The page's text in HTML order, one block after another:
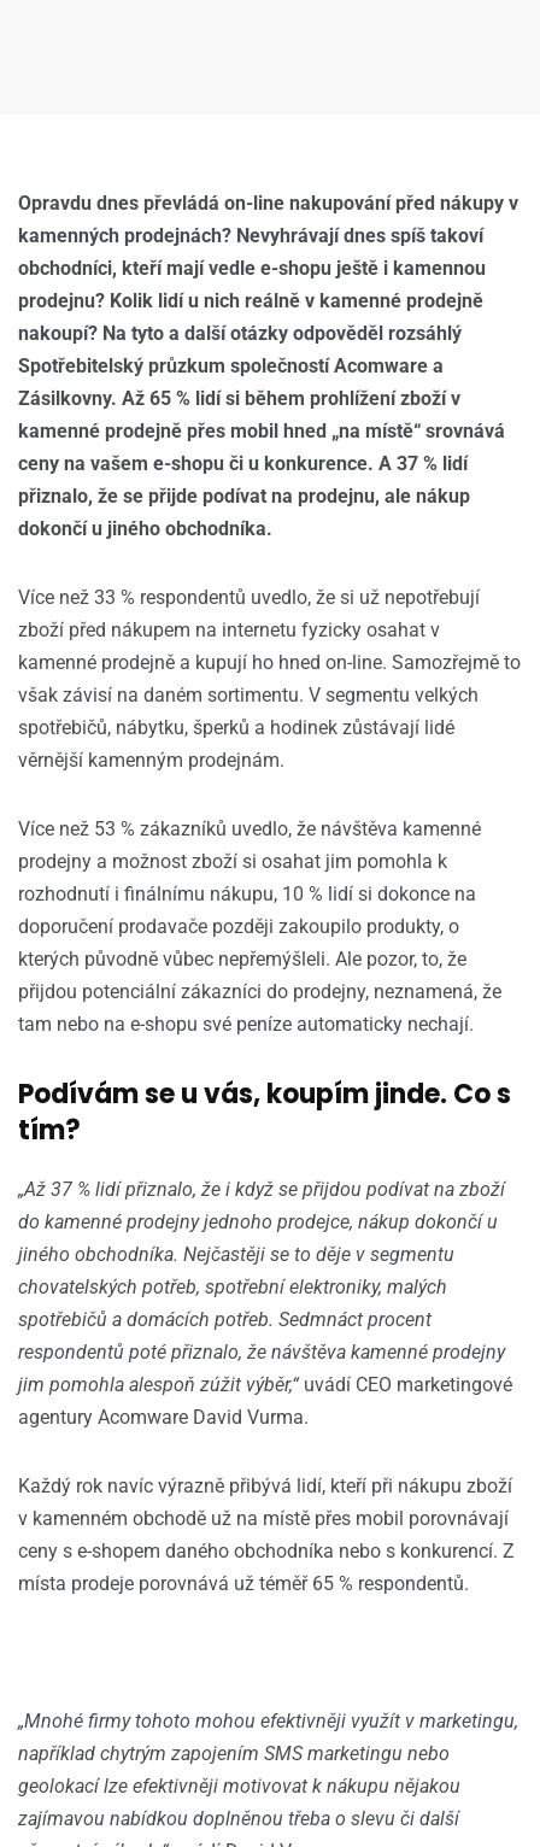
Opravdu dnes převládá on-line nakupování před nákupy v
kamenných prodejnách? Nevyhrávají dnes spíš takoví
obchodníci, kteří mají vedle e-shopu ještě i kamennou
prodejnu? Kolik lidí u nich reálně v kamenné prodejně
nakoupí? Na tyto a další otázky odpověděl rozsáhlý
Spotřebitelský průzkum společností Acomware a
Zásilkovny. Až 65 % lidí si během prohlížení zboží v
kamenné prodejně přes mobil hned „na místě“ srovnává
ceny na vašem e-shopu či u konkurence. A 37 % lidí
přiznalo, že se přijde podívat na prodejnu, ale nákup
dokončí u jiného obchodníka.
Více než 33 % respondentů uvedlo, že si už nepotřebují
zboží před nákupem na internetu fyzicky osahat v
kamenné prodejně a kupují ho hned on-line. Samozřejmě to
však závisí na daném sortimentu. V segmentu velkých
spotřebičů, nábytku, šperků a hodinek zůstávají lidé
věrnější kamenným prodejnám.
Více než 53 % zákazníků uvedlo, že návštěva kamenné
prodejny a možnost zboží si osahat jim pomohla k
rozhodnutí i finálnímu nákupu, 10 % lidí si dokonce na
doporučení prodavače později zakoupilo produkty, o
kterých původně vůbec nepřemýšleli. Ale pozor, to, že
přijdou potenciální zákazníci do prodejny, neznamená, že
tam nebo na e-shopu své peníze automaticky nechají.
Podívám se u vás, koupím jinde. Co s
tím?
„Až 37 % lidí přiznalo, že i když se přijdou podívat na zboží
do kamenné prodejny jednoho prodejce, nákup dokončí u
jiného obchodníka. Nejčastěji se to děje v segmentu
chovatelských potřeb, spotřební elektroniky, malých
spotřebičů a domácích potřeb. Sedmnáct procent
respondentů poté přiznalo, že návštěva kamenné prodejny
jim pomohla alespoň zúžit výběr,“uvádí CEO marketingové
agentury Acomware David Vurma.
Každý rok navíc výrazně přibývá lidí, kteří při nákupu zboží
v kamenném obchodě už na místě přes mobil porovnávají
ceny s e-shopem daného obchodníka nebo s konkurencí. Z
místa prodeje porovnává už téměř 65 % respondentů.
„Mnohé firmy tohoto mohou efektivněji využít v marketingu,
například chytrým zapojením SMS marketingu nebo
geolokací lze efektivněji motivovat k nákupu nějakou
zajímavou nabídkou doplněnou třeba o slevu či další